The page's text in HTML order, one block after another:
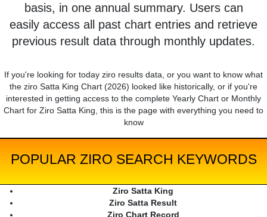
basis, in one annual summary. Users can
easily access all past chart entries and retrieve
previous result data through monthly updates.
If you're looking for today ziro results data, or you want to know what
the ziro Satta King Chart (2026) looked like historically, or if you're
interested in getting access to the complete Yearly Chart or Monthly
Chart for Ziro Satta King, this is the page with everything you need to
know
POPULAR ZIRO SEARCH KEYWORDS
Ziro Satta King
Ziro Satta Result
Ziro Chart Record